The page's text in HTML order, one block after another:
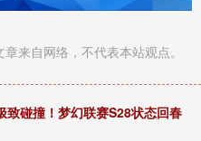
来自网络，不代表本站观点。
致碰撞！梦幻联赛S28状态回春